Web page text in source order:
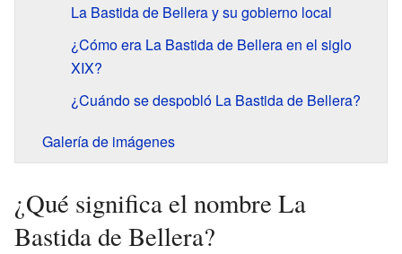
La Bastida de Bellera y su gobierno local
¿Cómo era La Bastida de Bellera en el siglo
XIX?
¿Cuándo se despobló La Bastida de Bellera?
Galería de imágenes
¿Qué significa el nombre La
Bastida de Bellera?